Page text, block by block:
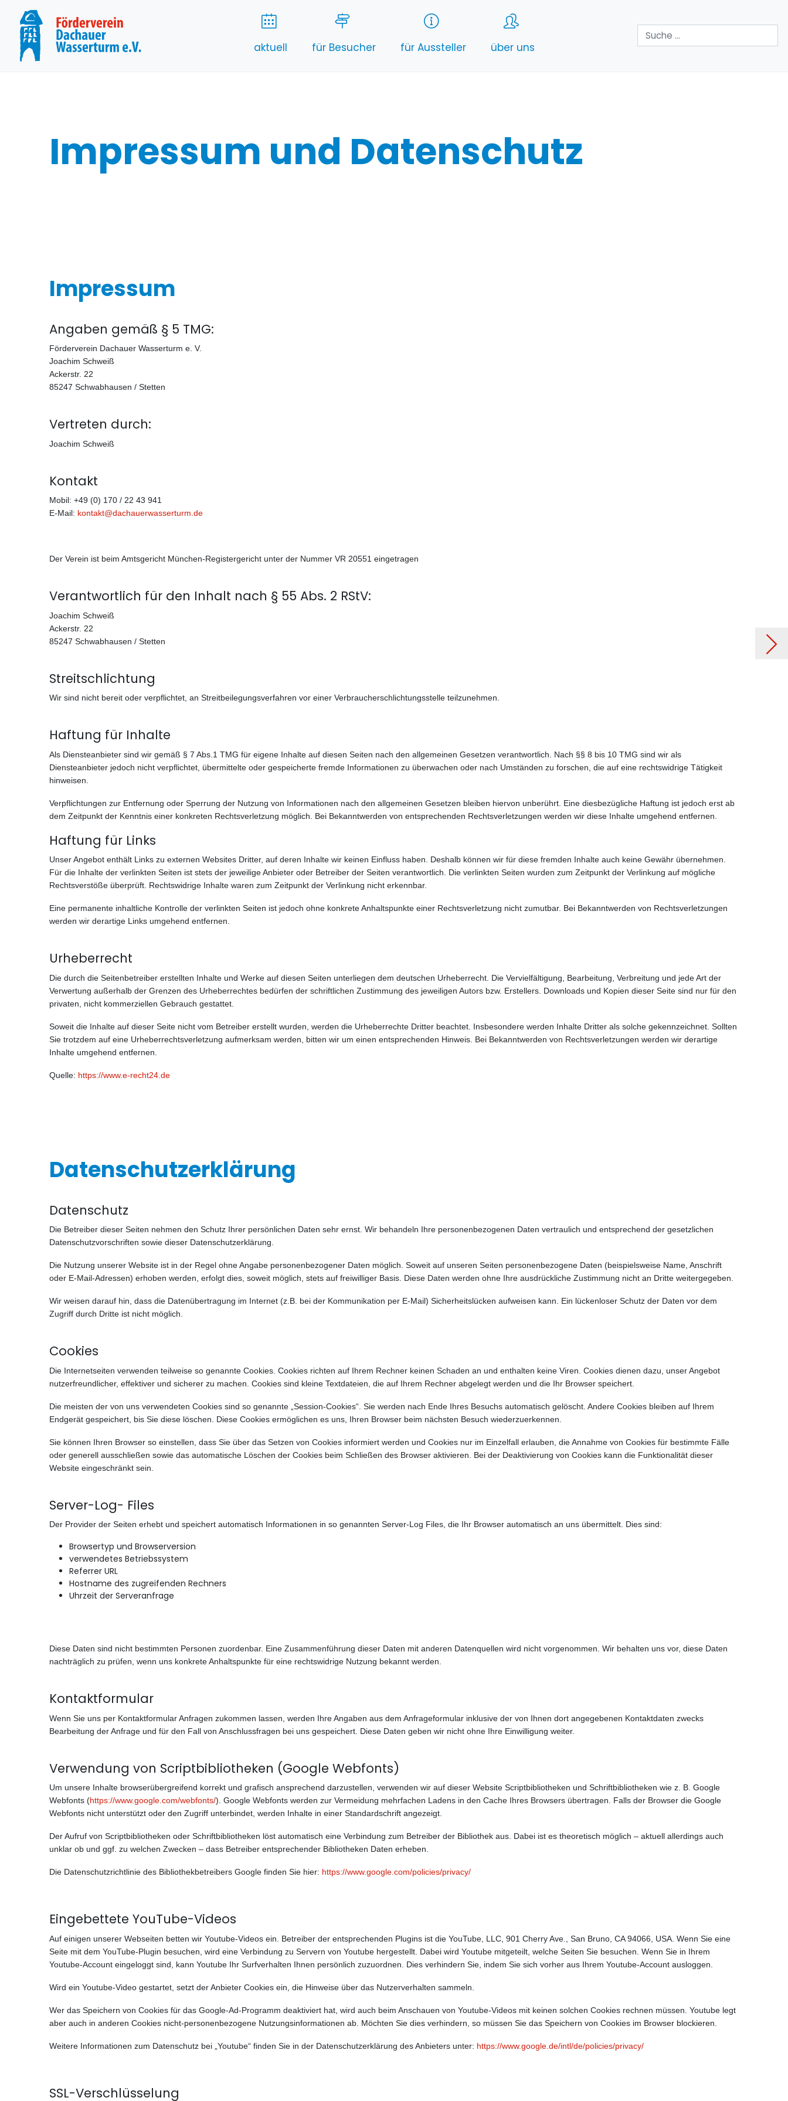
aktuell für Besucher für Aussteller über uns
Suchen
Impressum und Datenschutz
Impressum
Angaben gemäß § 5 TMG:
Förderverein Dachauer Wasserturm e. V.
Joachim Schweiß
Ackerstr. 22
85247 Schwabhausen / Stetten
Vertreten durch:
Joachim Schweiß
Kontakt
Mobil: +49 (0) 170 / 22 43 941
E-Mail: kontakt@dachauerwasserturm.de
Der Verein ist beim Amtsgericht München-Registergericht unter der Nummer VR 20551 eingetragen
Verantwortlich für den Inhalt nach § 55 Abs. 2 RStV:
Joachim Schweiß
Ackerstr. 22
85247 Schwabhausen / Stetten
Streitschlichtung
Wir sind nicht bereit oder verpflichtet, an Streitbeilegungsverfahren vor einer Verbraucherschlichtungsstelle teilzunehmen.
Haftung für Inhalte
Als Diensteanbieter sind wir gemäß § 7 Abs.1 TMG für eigene Inhalte auf diesen Seiten nach den allgemeinen Gesetzen verantwortlich. Nach §§ 8 bis 10 TMG sind wir als
Diensteanbieter jedoch nicht verpflichtet, übermittelte oder gespeicherte fremde Informationen zu überwachen oder nach Umständen zu forschen, die auf eine rechtswidrige Tätigkeit
hinweisen.
Verpflichtungen zur Entfernung oder Sperrung der Nutzung von Informationen nach den allgemeinen Gesetzen bleiben hiervon unberührt. Eine diesbezügliche Haftung ist jedoch erst ab
dem Zeitpunkt der Kenntnis einer konkreten Rechtsverletzung möglich. Bei Bekanntwerden von entsprechenden Rechtsverletzungen werden wir diese Inhalte umgehend entfernen.
Haftung für Links
Unser Angebot enthält Links zu externen Websites Dritter, auf deren Inhalte wir keinen Einfluss haben. Deshalb können wir für diese fremden Inhalte auch keine Gewähr übernehmen.
Für die Inhalte der verlinkten Seiten ist stets der jeweilige Anbieter oder Betreiber der Seiten verantwortlich. Die verlinkten Seiten wurden zum Zeitpunkt der Verlinkung auf mögliche
Rechtsverstöße überprüft. Rechtswidrige Inhalte waren zum Zeitpunkt der Verlinkung nicht erkennbar.
Eine permanente inhaltliche Kontrolle der verlinkten Seiten ist jedoch ohne konkrete Anhaltspunkte einer Rechtsverletzung nicht zumutbar. Bei Bekanntwerden von Rechtsverletzungen
werden wir derartige Links umgehend entfernen.
Urheberrecht
Die durch die Seitenbetreiber erstellten Inhalte und Werke auf diesen Seiten unterliegen dem deutschen Urheberrecht. Die Vervielfältigung, Bearbeitung, Verbreitung und jede Art der
Verwertung außerhalb der Grenzen des Urheberrechtes bedürfen der schriftlichen Zustimmung des jeweiligen Autors bzw. Erstellers. Downloads und Kopien dieser Seite sind nur für den
privaten, nicht kommerziellen Gebrauch gestattet.
Soweit die Inhalte auf dieser Seite nicht vom Betreiber erstellt wurden, werden die Urheberrechte Dritter beachtet. Insbesondere werden Inhalte Dritter als solche gekennzeichnet. Sollten
Sie trotzdem auf eine Urheberrechtsverletzung aufmerksam werden, bitten wir um einen entsprechenden Hinweis. Bei Bekanntwerden von Rechtsverletzungen werden wir derartige
Inhalte umgehend entfernen.
Quelle: https://www.e-recht24.de
Datenschutzerklärung
Datenschutz
Die Betreiber dieser Seiten nehmen den Schutz Ihrer persönlichen Daten sehr ernst. Wir behandeln Ihre personenbezogenen Daten vertraulich und entsprechend der gesetzlichen
Datenschutzvorschriften sowie dieser Datenschutzerklärung.
Die Nutzung unserer Website ist in der Regel ohne Angabe personenbezogener Daten möglich. Soweit auf unseren Seiten personenbezogene Daten (beispielsweise Name, Anschrift
oder E-Mail-Adressen) erhoben werden, erfolgt dies, soweit möglich, stets auf freiwilliger Basis. Diese Daten werden ohne Ihre ausdrückliche Zustimmung nicht an Dritte weitergegeben.
Wir weisen darauf hin, dass die Datenübertragung im Internet (z.B. bei der Kommunikation per E-Mail) Sicherheitslücken aufweisen kann. Ein lückenloser Schutz der Daten vor dem
Zugriff durch Dritte ist nicht möglich.
Cookies
Die Internetseiten verwenden teilweise so genannte Cookies. Cookies richten auf Ihrem Rechner keinen Schaden an und enthalten keine Viren. Cookies dienen dazu, unser Angebot
nutzerfreundlicher, effektiver und sicherer zu machen. Cookies sind kleine Textdateien, die auf Ihrem Rechner abgelegt werden und die Ihr Browser speichert.
Die meisten der von uns verwendeten Cookies sind so genannte „Session-Cookies“. Sie werden nach Ende Ihres Besuchs automatisch gelöscht. Andere Cookies bleiben auf Ihrem
Endgerät gespeichert, bis Sie diese löschen. Diese Cookies ermöglichen es uns, Ihren Browser beim nächsten Besuch wiederzuerkennen.
Sie können Ihren Browser so einstellen, dass Sie über das Setzen von Cookies informiert werden und Cookies nur im Einzelfall erlauben, die Annahme von Cookies für bestimmte Fälle
oder generell ausschließen sowie das automatische Löschen der Cookies beim Schließen des Browser aktivieren. Bei der Deaktivierung von Cookies kann die Funktionalität dieser
Website eingeschränkt sein.
Server-Log- Files
Der Provider der Seiten erhebt und speichert automatisch Informationen in so genannten Server-Log Files, die Ihr Browser automatisch an uns übermittelt. Dies sind:
Browsertyp und Browserversion
verwendetes Betriebssystem
Referrer URL
Hostname des zugreifenden Rechners
Uhrzeit der Serveranfrage
Diese Daten sind nicht bestimmten Personen zuordenbar. Eine Zusammenführung dieser Daten mit anderen Datenquellen wird nicht vorgenommen. Wir behalten uns vor, diese Daten
nachträglich zu prüfen, wenn uns konkrete Anhaltspunkte für eine rechtswidrige Nutzung bekannt werden.
Kontaktformular
Wenn Sie uns per Kontaktformular Anfragen zukommen lassen, werden Ihre Angaben aus dem Anfrageformular inklusive der von Ihnen dort angegebenen Kontaktdaten zwecks
Bearbeitung der Anfrage und für den Fall von Anschlussfragen bei uns gespeichert. Diese Daten geben wir nicht ohne Ihre Einwilligung weiter.
Verwendung von Scriptbibliotheken (Google Webfonts)
Um unsere Inhalte browserübergreifend korrekt und grafisch ansprechend darzustellen, verwenden wir auf dieser Website Scriptbibliotheken und Schriftbibliotheken wie z. B. Google
Webfonts (https://www.google.com/webfonts/). Google Webfonts werden zur Vermeidung mehrfachen Ladens in den Cache Ihres Browsers übertragen. Falls der Browser die Google
Webfonts nicht unterstützt oder den Zugriff unterbindet, werden Inhalte in einer Standardschrift angezeigt.
Der Aufruf von Scriptbibliotheken oder Schriftbibliotheken löst automatisch eine Verbindung zum Betreiber der Bibliothek aus. Dabei ist es theoretisch möglich – aktuell allerdings auch
unklar ob und ggf. zu welchen Zwecken – dass Betreiber entsprechender Bibliotheken Daten erheben.
Die Datenschutzrichtlinie des Bibliothekbetreibers Google finden Sie hier: https://www.google.com/policies/privacy/
Eingebettete YouTube-Videos
Auf einigen unserer Webseiten betten wir Youtube-Videos ein. Betreiber der entsprechenden Plugins ist die YouTube, LLC, 901 Cherry Ave., San Bruno, CA 94066, USA. Wenn Sie eine
Seite mit dem YouTube-Plugin besuchen, wird eine Verbindung zu Servern von Youtube hergestellt. Dabei wird Youtube mitgeteilt, welche Seiten Sie besuchen. Wenn Sie in Ihrem
Youtube-Account eingeloggt sind, kann Youtube Ihr Surfverhalten Ihnen persönlich zuzuordnen. Dies verhindern Sie, indem Sie sich vorher aus Ihrem Youtube-Account ausloggen.
Wird ein Youtube-Video gestartet, setzt der Anbieter Cookies ein, die Hinweise über das Nutzerverhalten sammeln.
Wer das Speichern von Cookies für das Google-Ad-Programm deaktiviert hat, wird auch beim Anschauen von Youtube-Videos mit keinen solchen Cookies rechnen müssen. Youtube legt
aber auch in anderen Cookies nicht-personenbezogene Nutzungsinformationen ab. Möchten Sie dies verhindern, so müssen Sie das Speichern von Cookies im Browser blockieren.
Weitere Informationen zum Datenschutz bei „Youtube“ finden Sie in der Datenschutzerklärung des Anbieters unter: https://www.google.de/intl/de/policies/privacy/
SSL-Verschlüsselung
Vorheriger Beitrag: Förderverein Dachauer Wasserturm e.V.